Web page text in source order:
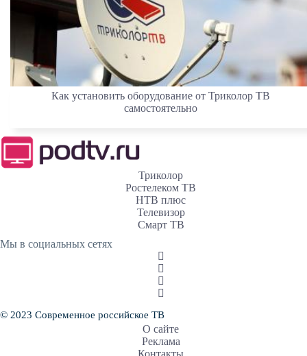
Как установить оборудование от Триколор ТВ
самостоятельно
Триколор
Ростелеком ТВ
НТВ плюс
Телевизор
Смарт ТВ
Мы в социальных сетях
© 2023 Современное российское ТВ
О сайте
Реклама
Контакты